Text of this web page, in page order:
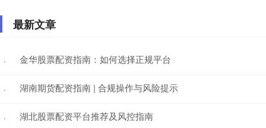
最新文章
· 金华股票配资指南：如何选择正规平台
· 湖南期货配资指南 | 合规操作与风险提示
· 湖北股票配资平台推荐及风控指南